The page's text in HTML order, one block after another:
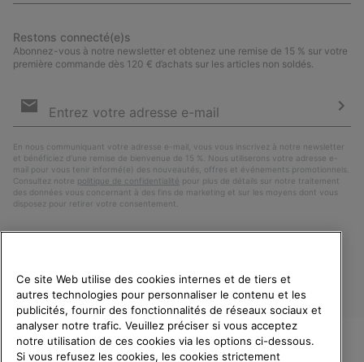
Restons connecté(e)s
Abonnez-vous à notre newsletter et obtenez une remise de 15 % sur votre
première commande dès 120 € d’achats sur les articles non soldés.
par
En nous communiquant votre adresse e-mail, vous vous inscrivez à notre newsletter
et bénéficiez d’une remise de bienvenue de 15 %. Nous utiliserons votre adresse e-
mail pour vous tenir informé(e) des nouveautés, offres et événements promotionnels.
Consultez notre politique de confidentialité pour plus de détails sur notre traitement
des données vous concernant à des fins de marketing et sur les moyens dont vous
disposez pour retirer votre consentement.
France
Ce site Web utilise des cookies internes et de tiers et
autres technologies pour personnaliser le contenu et les
publicités, fournir des fonctionnalités de réseaux sociaux et
analyser notre trafic. Veuillez préciser si vous acceptez
notre utilisation de ces cookies via les options ci-dessous.
Si vous refusez les cookies, les cookies strictement